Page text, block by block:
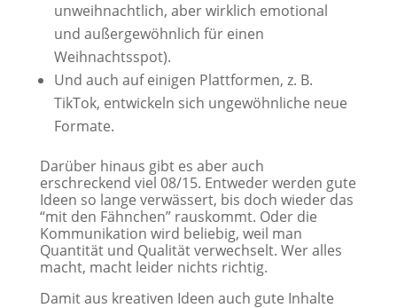
unweihnachtlich, aber wirklich emotional
und außergewöhnlich für einen
Weihnachtsspot).
Und auch auf einigen Plattformen, z. B.
TikTok, entwickeln sich ungewöhnliche neue
Formate.
Darüber hinaus gibt es aber auch
erschreckend viel 08/15. Entweder werden gute
Ideen so lange verwässert, bis doch wieder das
“mit den Fähnchen” rauskommt. Oder die
Kommunikation wird beliebig, weil man
Quantität und Qualität verwechselt. Wer alles
macht, macht leider nichts richtig.
Damit aus kreativen Ideen auch gute Inhalte